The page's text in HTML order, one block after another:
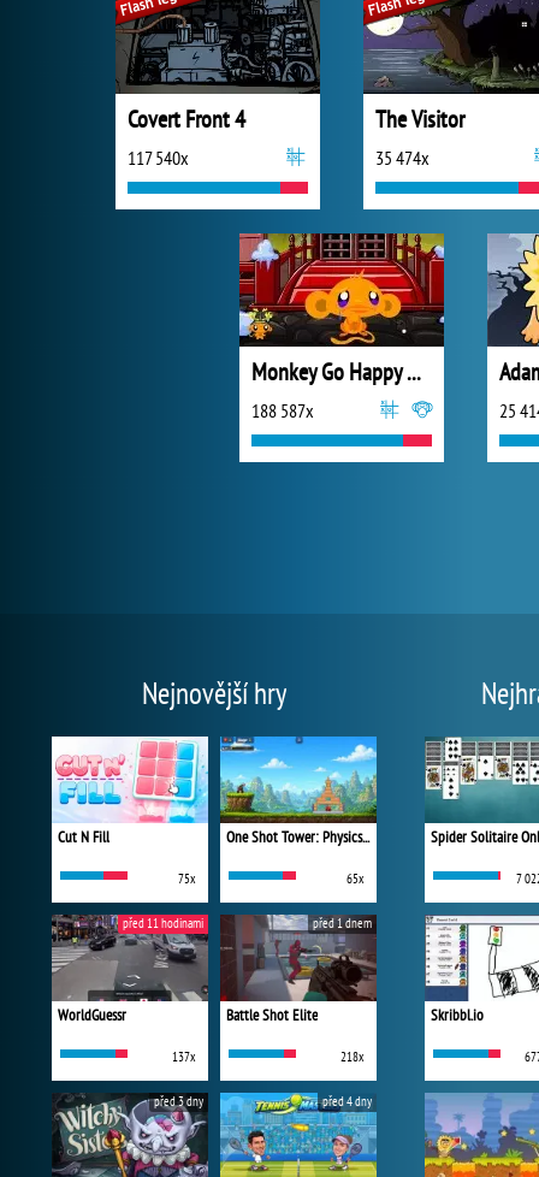
Covert Front 4
117 540x
The Visitor
35 474x
Monkey Go Happy Ninjas 3
188 587x 25
Nejnovější hry
Cut N Fill
75x
One Shot Tower: Physics Destroyer
65x
WorldGuessr
137x
před 11 hodinami
Battle Shot Elite
218x
před 1 dnem
před 3 dny před 4 dny
Spider Solitaire
7
Skribbl.io